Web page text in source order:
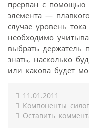
прерван с помощью
элемента —
случае уровень
необходимо
выбрать держатель
знать, насколько
или какова будет
11.01.2011
Компоненты
Оставить